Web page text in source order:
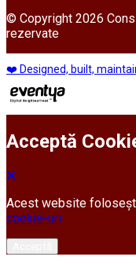
© Copyright 2026
rezervate
❤️ Designed, built,
Acceptă
Acest website
cookie-uri